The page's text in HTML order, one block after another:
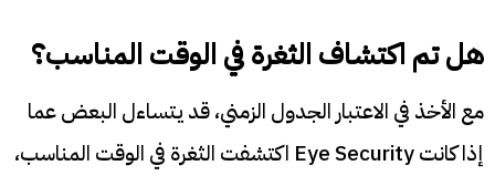
هل تم اكتشاف الثغرة في الوقت المناسب؟
مع الأخذ في الاعتبار الجدول الزمني، قد يتساءل البعض عما
إذا كانت Eye Security اكتشفت الثغرة في الوقت المناسب،